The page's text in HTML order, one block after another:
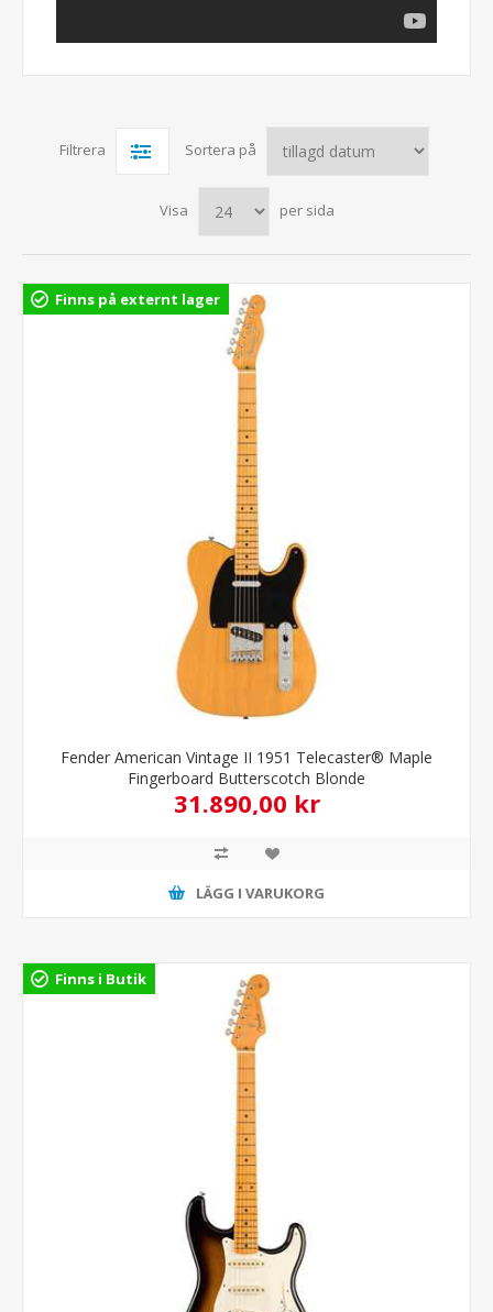
Filtrera Sortera på
Visa per sida
Finns på externt lager
Fender American Vintage II 1951 Telecaster® Maple
Fingerboard Butterscotch Blonde
31.890,00 kr
LÄGG I VARUKORG
Finns i Butik